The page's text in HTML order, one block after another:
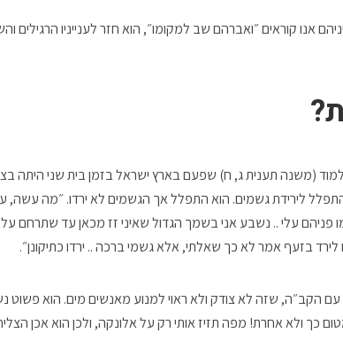
אנו קוראים ״ואברהם שב למקומו״, הוא חזר לענייניו הרגילים
(משנה תענית ג, ח) שפעם בארץ ישראל בזמן בית שני היתה
לירידת גשמים. הוא התפלל אך הגשמים לא ירדו. ״מה עשה,
פניהם עלי .. נשבע אני בשמך הגדול שאיני זז מכאן עד שתרחם
בזעף אמר לא כך שאלתי, אלא גשמי ברכה .. ירדו כתיקונן״.
עם הקב״ה, שזה לא צודק ולא ראוי למנוע מאנשים מים. הוא פשוט
כך ולא אחרת! מפה תזיז אותי רק על אלונקה, ולכן הוא אכן